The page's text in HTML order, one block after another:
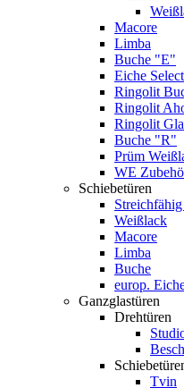
Macore
Limba
Buche "E"
Eiche Select
Ringolit
Ringolit
Ringolit
Buche "R"
Prüm
WE
Schiebetüren
Weißlack
Macore
Limba
Buche
europ.
Ganzglastüren
Drehtüren
Tvin